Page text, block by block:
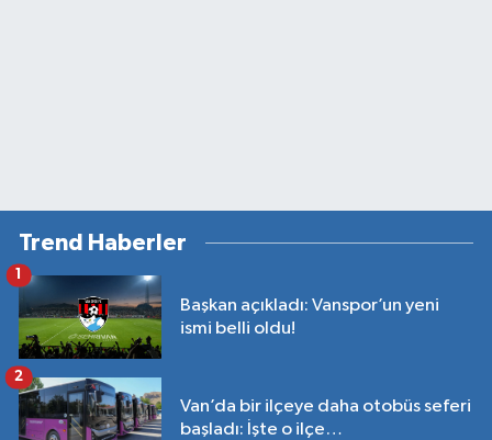
Trend Haberler
Başkan açıkladı: Vanspor’un yeni
ismi belli oldu!
1
Van’da bir ilçeye daha otobüs seferi
başladı: İşte o ilçe…
2